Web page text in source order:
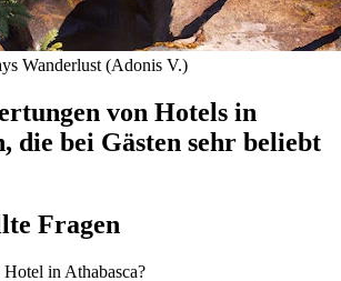
Wanderlust (Adonis V.)
von Hotels in
die bei Gästen sehr beliebt
Fragen
in Athabasca?